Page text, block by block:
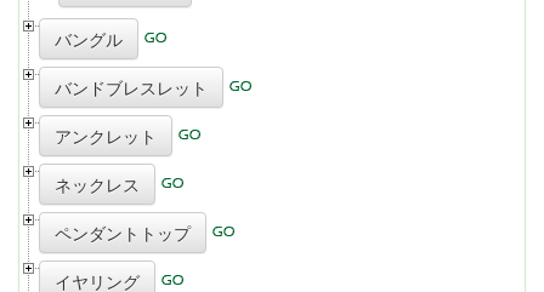
バングル
バンドブレスレット
アンクレット
ネックレス
ペンダントトップ
イヤリング